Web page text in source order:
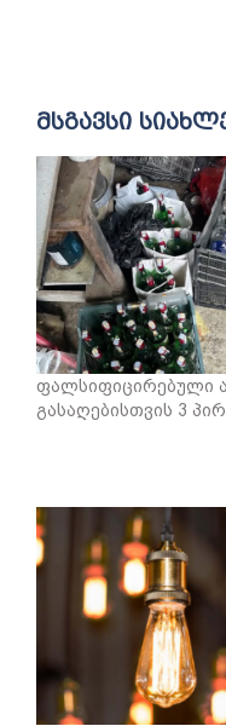
მსგავსი
ფალსიფიცირებული
გასაღებისთვის 3